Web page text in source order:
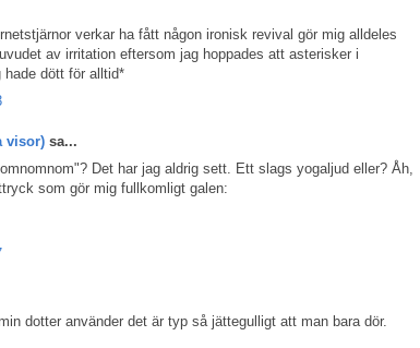
verkar ha fått någon ironisk revival gör mig alldeles
av irritation eftersom jag hoppades att asterisker i
hade dött för alltid*
visor) sa...
Det har jag aldrig sett. Ett slags yogaljud eller? Åh,
som gör mig fullkomligt galen:
dotter använder det är typ så jättegulligt att man bara dör.